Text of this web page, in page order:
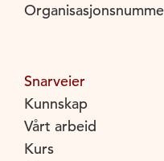
Snarveier
Kunnskap
Vårt arbeid
Kurs